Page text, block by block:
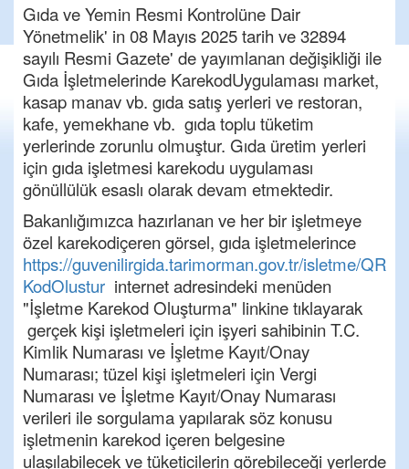
Gıda ve Yemin Resmi Kontrolüne Dair
Yönetmelik' in 08 Mayıs 2025 tarih ve 32894
sayılı Resmi Gazete' de yayımlanan değişikliği ile
Gıda İşletmelerinde KarekodUygulaması market,
kasap manav vb. gıda satış yerleri ve restoran,
kafe, yemekhane vb. gıdatoplu tüketim
yerlerindezorunlu olmuştur. Gıda üretim yerleri
için gıda işletmesi karekodu uygulaması
gönüllülük esaslı olarak devam etmektedir.
Bakanlığımızca hazırlanan ve her bir işletmeye
özel karekodiçeren görsel, gıda işletmelerince
https://guvenilirgida.tarimorman.gov.tr/isletme/QR
KodOlustur internet adresindeki menüden
"İşletme KarekodOluşturma" linkine tıklayarak
gerçek kişi işletmeleri için işyeri sahibinin T.C.
Kimlik Numarası ve İşletme Kayıt/Onay
Numarası; tüzel kişi işletmeleri için Vergi
Numarası ve İşletme Kayıt/Onay Numarası
verileri ile sorgulama yapılarak söz konusu
işletmenin karekod içeren belgesine
ulaşılabilecek ve tüketicilerin görebileceği yerlerde